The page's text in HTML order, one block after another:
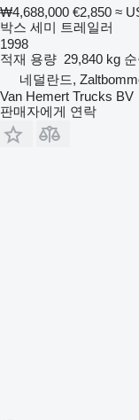
₩4,688,000 €2,850 ≈
박스 세미 트레일러
1998
적재 용량 29,840 kg
네덜란드,
Van Hemert Trucks BV
판매자에게 연락